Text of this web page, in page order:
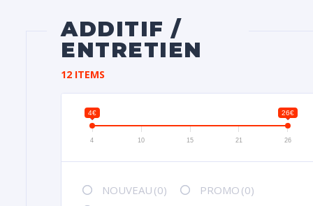
ADDITIF /
ENTRETIEN
12 ITEMS
4€ 26€
4 10 15 21 26
NOUVEAU (0) PROMO (0)